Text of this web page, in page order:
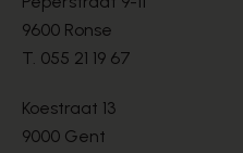
9600 Ronse
T. 055 21 19 67
Koestraat 13
9000 Gent